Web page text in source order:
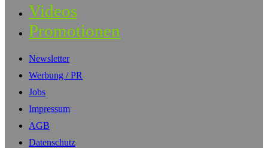
Videos
Promotionen
Newsletter
Werbung / PR
Jobs
Impressum
AGB
Datenschutz